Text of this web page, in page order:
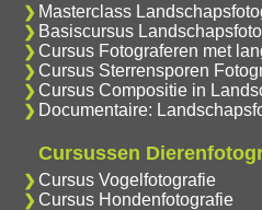
Masterclass
Basiscursus
Cursus Fotograferen met
Cursus Sterrensporen
Cursus Compositie in
Documentaire:
Cursussen
Cursus Vogelfotografie
Cursus Hondenfotografie